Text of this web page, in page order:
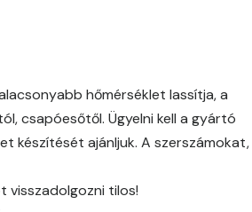
hőmérséklet lassítja, a
csapóesőtől. Ügyelni kell a gyártó
készítését ajánljuk. A szerszámokat,
visszadolgozni tilos!